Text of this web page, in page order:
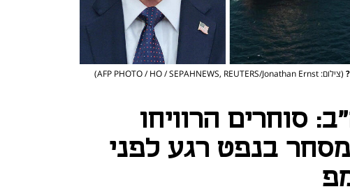
(צילום: AFP PHOTO / HO / SEPAHNEWS, REUTERS/Jonathan Ernst)
סוחרים הרוויחו
בנפט רגע לפני